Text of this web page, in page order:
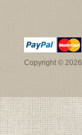
Copyright © 2026